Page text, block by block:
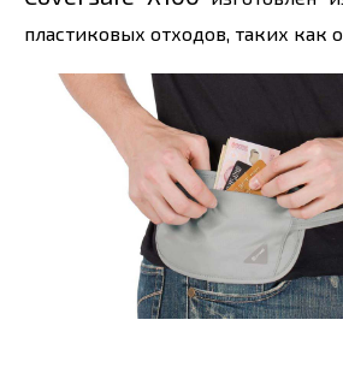
пластиковых отходов, таких как